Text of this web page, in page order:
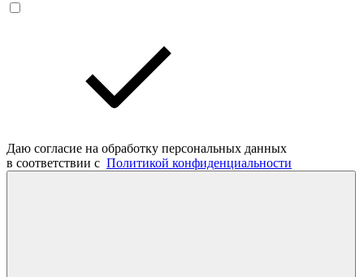
Даю согласие на обработку персональных данных
в соответствии с Политикой конфиденциальности